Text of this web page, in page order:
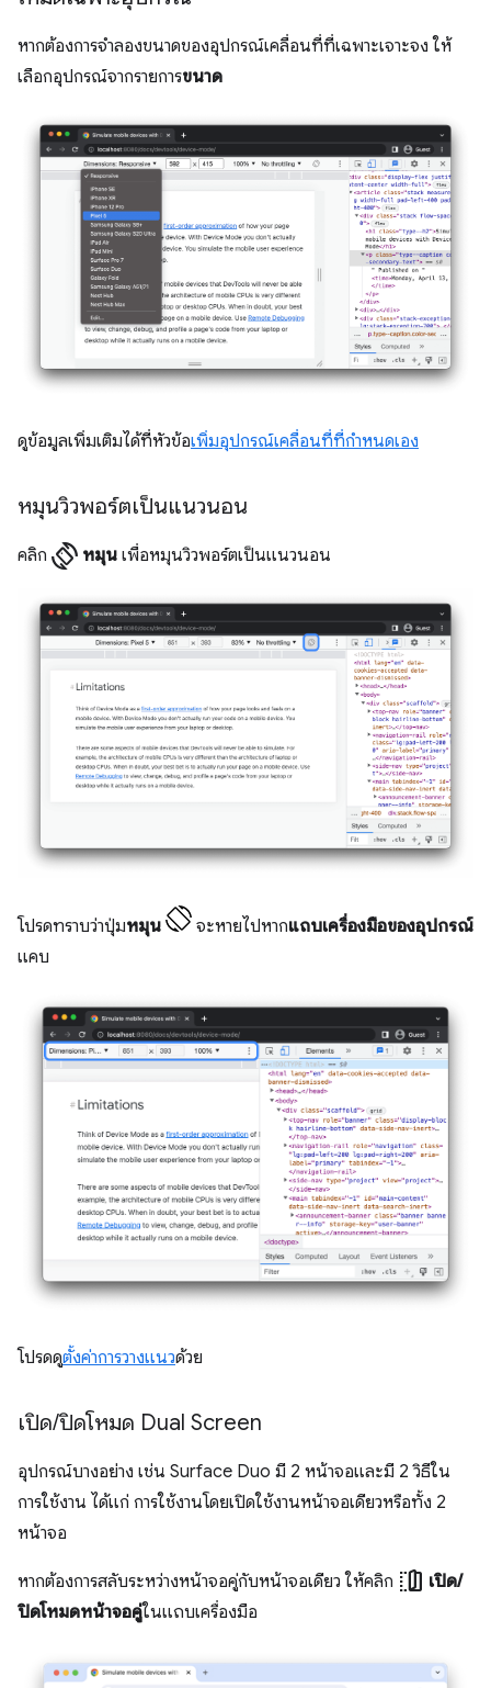
หากต้องการจำลองขนาดของอุปกรณ์เคลื่อนที่ที่เฉพาะเจาะจง ให้
เลือกอุปกรณ์จากรายการขนาด
ดูข้อมูลเพิ่มเติมได้ที่หัวข้อเพิ่มอุปกรณ์เคลื่อนที่ที่กำหนดเอง
หมุนวิวพอร์ตเป็นแนวนอน
คลิก screen_rotation หมุน เพื่อหมุนวิวพอร์ตเป็นแนวนอน
โปรดทราบว่าปุ่มหมุน จะหายไปหากแถบเครื่องมือของอุปกรณ์
แคบ
โปรดดูตั้งค่าการวางแนวด้วย
เปิด/ปิดโหมด Dual Screen
อุปกรณ์บางอย่าง เช่น Surface Duo มี 2 หน้าจอและมี 2 วิธีใน
การใช้งาน ได้แก่ การใช้งานโดยเปิดใช้งานหน้าจอเดียวหรือทั้ง 2
หน้าจอ
หากต้องการสลับระหว่างหน้าจอคู่กับหน้าจอเดียว ให้คลิก devices_fold เปิด/
ปิดโหมดหน้าจอคู่ในแถบเครื่องมือ